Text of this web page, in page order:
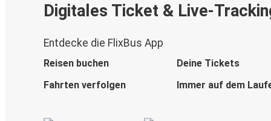
Digitales Ticket & Live-
Entdecke die FlixBus App
Reisen buchen
Deine Tickets
Fahrten verfolgen
Immer auf dem